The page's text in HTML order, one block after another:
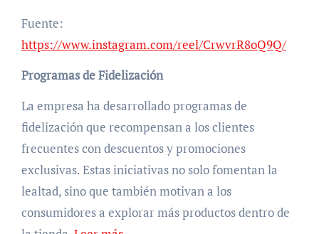
Fuente:
https://www.instagram.com/reel/CrwvrR8oQ9Q/
Programas de Fidelización
La empresa ha desarrollado programas de
fidelización que recompensan a los clientes
frecuentes con descuentos y promociones
exclusivas. Estas iniciativas no solo fomentan la
lealtad, sino que también motivan a los
consumidores a explorar más productos dentro de